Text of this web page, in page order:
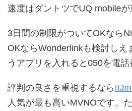
速度はダントツでUQ mobileが
3日間の制限がついてOKなら
OKならWonderlinkも検討しえ
うアプリを入れると050を電話
評判の良さを重視するなら
人気が最も高いMVNOです。